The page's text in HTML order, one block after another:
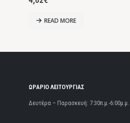
READ MORE
ΩΡΑΡΙΟ ΛΕΙΤΟΥΡΓΙΑΣ
Δευτέρα – Παρασκευή: 7:30π.μ.-6:00μ.μ.